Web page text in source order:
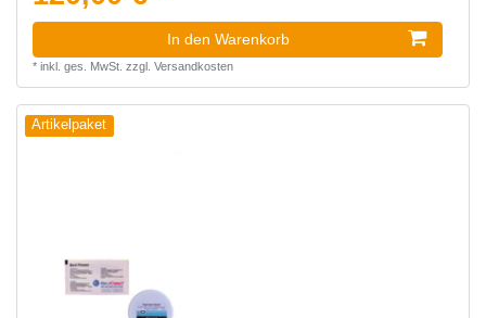
In den Warenkorb
* inkl. ges. MwSt. zzgl. Versandkosten
Artikelpaket